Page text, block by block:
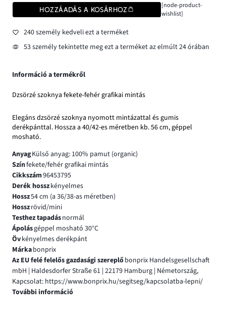
HOZZÁADÁS A KOSÁRHOZ
[node-product-
wishlist]
240 személy kedveli ezt a terméket
53 személy tekintette meg ezt a terméket az elmúlt 24 órában
Információ a termékről
Dzsörzé szoknya fekete-fehér grafikai mintás
Elegáns dzsörzé szoknya nyomott mintázattal és gumis
derékpánttal. Hossza a 40/42-es méretben kb. 56 cm, géppel
mosható.
AnyagKülső anyag: 100% pamut (organic)
Színfekete/fehér grafikai mintás
Cikkszám96453795
Derék hosszkényelmes
Hossz54 cm (a 36/38-as méretben)
Hosszrövid/mini
Testhez tapadásnormál
Ápolásgéppel mosható 30°C
Övkényelmes derékpánt
Márkabonprix
Az EU felé felelős gazdasági szereplőbonprix Handelsgesellschaft
mbH | Haldesdorfer Straße 61 | 22179 Hamburg | Németország,
Kapcsolat: https://www.bonprix.hu/segitseg/kapcsolatba-lepni/
További információ